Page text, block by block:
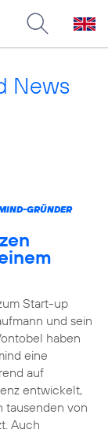
News
GRÜNDER
Start-up
und sein
haben
eine
auf
entwickelt,
tausenden von
Auch